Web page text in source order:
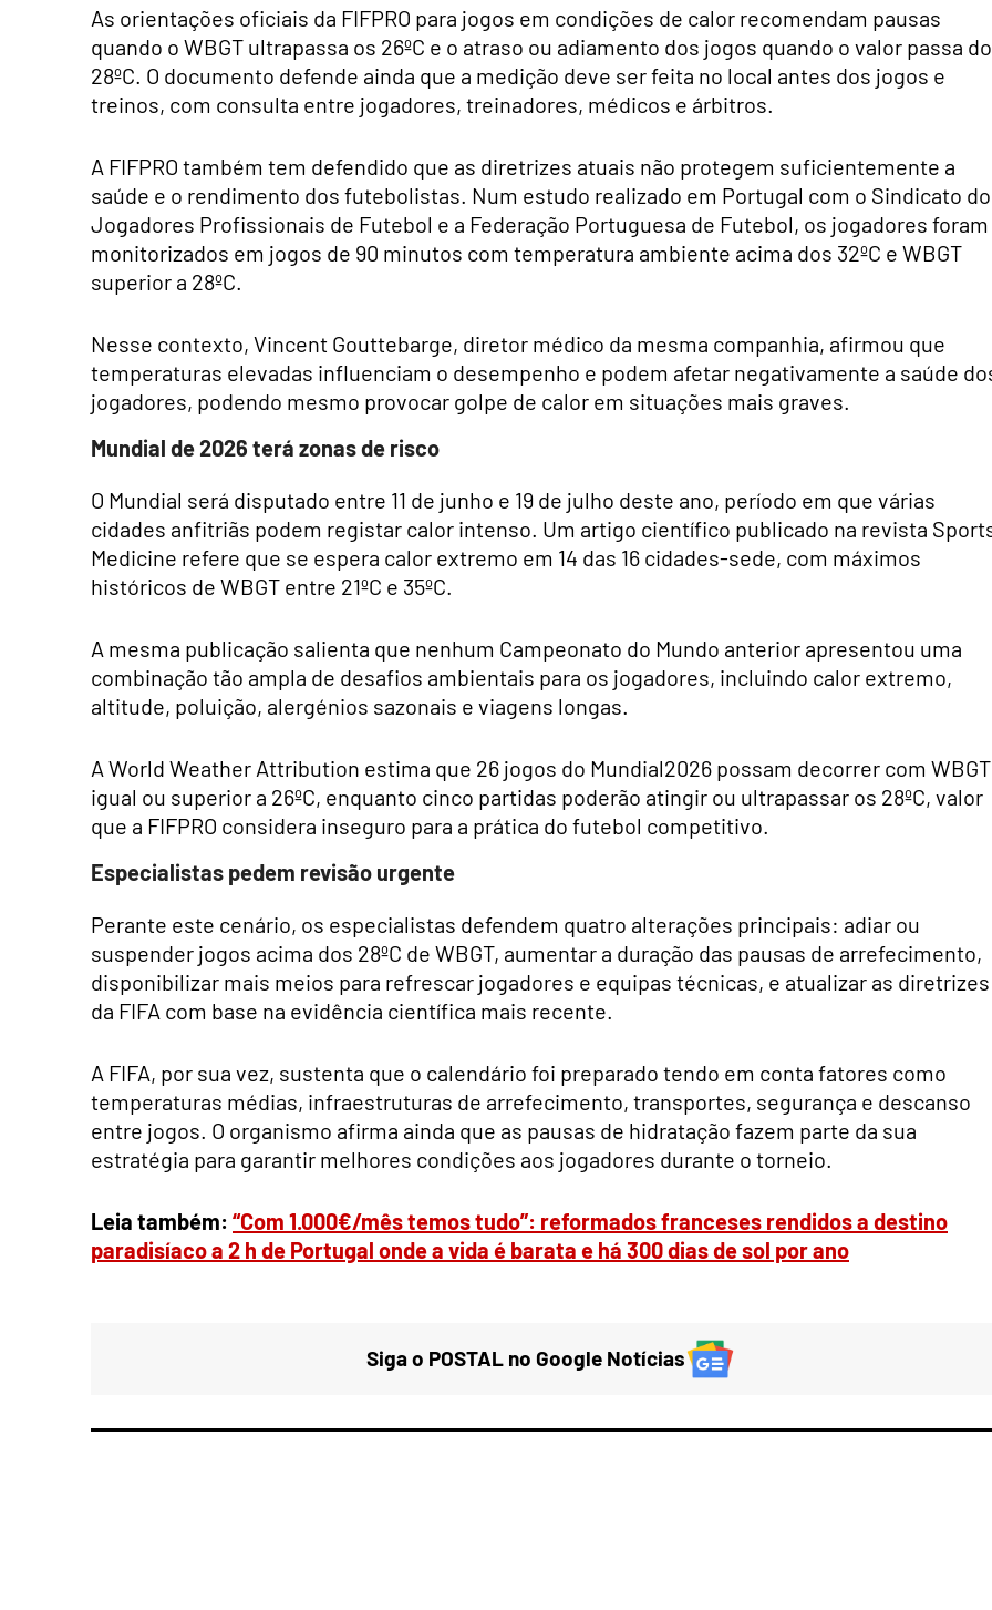
As orientações oficiais da FIFPRO para jogos em condições de calor recomendam pausas
quando o WBGT ultrapassa os 26ºC e o atraso ou adiamento dos jogos quando o valor passa
28ºC. O documento defende ainda que a medição deve ser feita no local antes dos jogos e
treinos, com consulta entre jogadores, treinadores, médicos e árbitros.
A FIFPRO também tem defendido que as diretrizes atuais não protegem suficientemente a
saúde e o rendimento dos futebolistas. Num estudo realizado em Portugal com o Sindicato
Jogadores Profissionais de Futebol e a Federação Portuguesa de Futebol, os jogadores foram
monitorizados em jogos de 90 minutos com temperatura ambiente acima dos 32ºC e WBGT
superior a 28ºC.
Nesse contexto, Vincent Gouttebarge, diretor médico da mesma companhia, afirmou que
temperaturas elevadas influenciam o desempenho e podem afetar negativamente a saúde
jogadores, podendo mesmo provocar golpe de calor em situações mais graves.
Mundial de 2026 terá zonas de risco
O Mundial será disputado entre 11 de junho e 19 de julho deste ano, período em que várias
cidades anfitriãs podem registar calor intenso. Um artigo científico publicado na revista
Medicine refere que se espera calor extremo em 14 das 16 cidades-sede, com máximos
históricos de WBGT entre 21ºC e 35ºC.
A mesma publicação salienta que nenhum Campeonato do Mundo anterior apresentou uma
combinação tão ampla de desafios ambientais para os jogadores, incluindo calor extremo,
altitude, poluição, alergénios sazonais e viagens longas.
A World Weather Attribution estima que 26 jogos do Mundial2026 possam decorrer com WBGT
igual ou superior a 26ºC, enquanto cinco partidas poderão atingir ou ultrapassar os 28ºC, valor
que a FIFPRO considera inseguro para a prática do futebol competitivo.
Especialistas pedem revisão urgente
Perante este cenário, os especialistas defendem quatro alterações principais: adiar ou
suspender jogos acima dos 28ºC de WBGT, aumentar a duração das pausas de arrefecimento,
disponibilizar mais meios para refrescar jogadores e equipas técnicas, e atualizar as diretrizes
da FIFA com base na evidência científica mais recente.
A FIFA, por sua vez, sustenta que o calendário foi preparado tendo em conta fatores como
temperaturas médias, infraestruturas de arrefecimento, transportes, segurança e descanso
entre jogos. O organismo afirma ainda que as pausas de hidratação fazem parte da sua
estratégia para garantir melhores condições aos jogadores durante o torneio.
Leia também: “Com 1.000€/mês temos tudo”: reformados franceses rendidos a destino
paradisíaco a 2 h de Portugal onde a vida é barata e há 300 dias de sol por ano
Siga o POSTAL no Google Notícias